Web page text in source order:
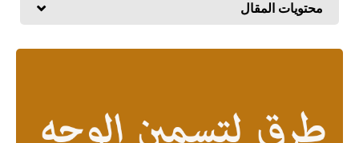
محتويات المقال